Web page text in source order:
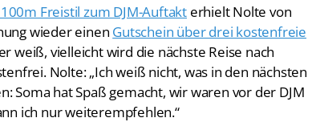
Freistil zum DJM-Auftakt erhielt Nolte von
wieder einen Gutschein über drei kostenfreie
weiß, vielleicht wird die nächste Reise nach
Nolte: „Ich weiß nicht, was in den nächsten
Soma hat Spaß gemacht, wir waren vor der DJM
ich nur weiterempfehlen.“